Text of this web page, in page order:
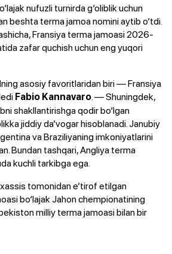
nufuzli turnirda g‘oliblik uchun
beshta terma jamoa nomini aytib o‘tdi.
Fransiya terma jamoasi 2026-
zafar quchish uchun eng yuqori
asosiy favoritlaridan biri — Fransiya
Fabio Kannavaro. — Shuningdek,
shakllantirishga qodir bo‘lgan
jiddiy da’vogar hisoblanadi. Janubiy
va Braziliyaning imkoniyatlarini
Bundan tashqari, Angliya terma
kuchli tarkibga ega.
tomonidan e’tirof etilgan
bo‘lajak Jahon chempionatining
milliy terma jamoasi bilan bir